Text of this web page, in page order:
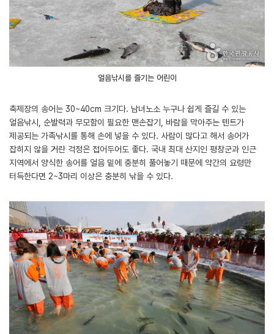
얼음낚시를 즐기는 어린이
축제장의 송어는 30~40cm 크기다. 남녀노소 누구나 쉽게 즐길 수 있는
얼음낚시, 순발력과 무모함이 필요한 맨손잡기, 바람을 막아주는 텐트가
제공되는 가족낚시를 통해 손에 넣을 수 있다. 사람이 많다고 해서 송어가
잡히지 않을 거란 걱정은 접어두어도 좋다. 국내 최대 산지인 평창군과 인근
지역에서 양식한 송어를 얼음 밑에 충분히 풀어놓기 때문에 약간의 요령만
터득한다면 2~3마리 이상은 충분히 낚을 수 있다.